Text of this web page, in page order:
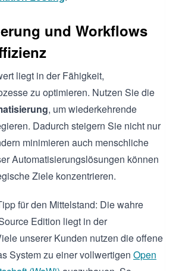
und Workflows
liegt in der Fähigkeit,
zu optimieren. Nutzen Sie die
, um wiederkehrende
Dadurch steigern Sie nicht nur
minimieren auch menschliche
Automatisierungslösungen können
Ziele konzentrieren.
für den Mittelstand: Die wahre
Edition liegt in der
unserer Kunden nutzen die offene
System zu einer vollwertigen Open